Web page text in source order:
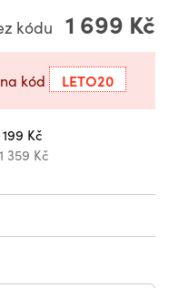
kódu 1 699 Kč
kód LETO20
Kč
1 359 Kč